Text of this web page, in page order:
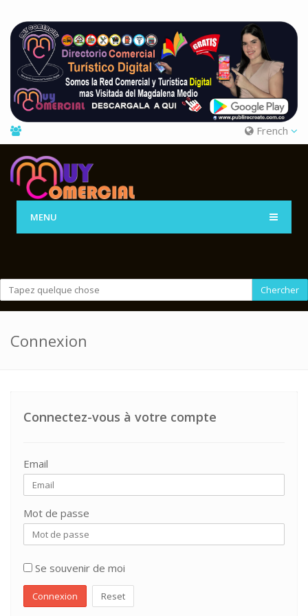
French
MENU
Chercher
Connexion
Connectez-vous à votre compte
Email
Mot de passe
Se souvenir de moi
Connexion Reset